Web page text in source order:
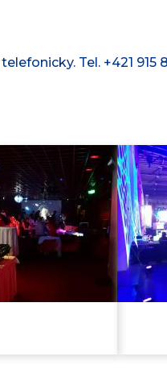
Tel. +421 915